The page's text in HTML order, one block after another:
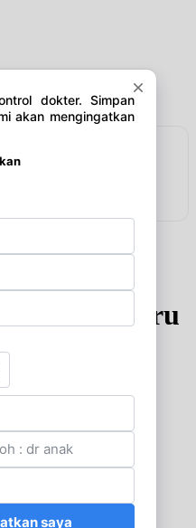
inflasi
terbaru